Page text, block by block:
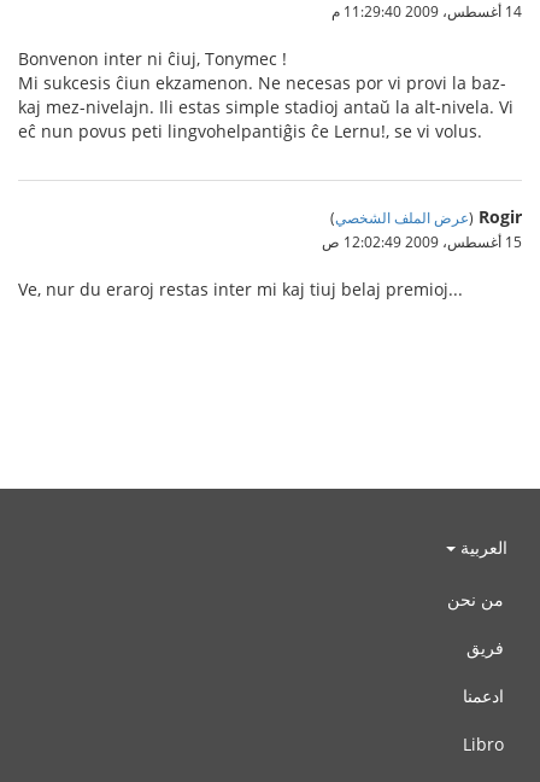
14 أغسطس، 2009 11:29:40 م
Bonvenon inter ni ĉiuj, Tonymec !
Mi sukcesis ĉiun ekzamenon. Ne necesas por vi provi la baz-
kaj mez-nivelajn. Ili estas simple stadioj antaŭ la alt-nivela. Vi
eĉ nun povus peti lingvohelpantiĝis ĉe Lernu!, se vi volus.
Rogir
(عرض الملف الشخصي)
15 أغسطس، 2009 12:02:49 ص
Ve, nur du eraroj restas inter mi kaj tiuj belaj premioj...
العربية
من نحن
فريق
ادعمنا
Libro